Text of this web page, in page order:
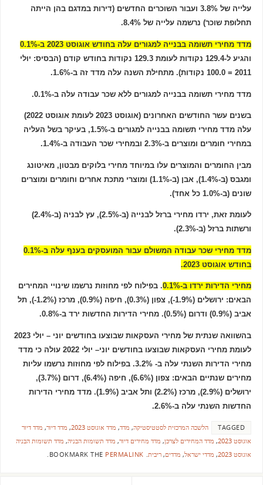
עלייה של 3.8% ועבור השוכרים החדשים (דירות במדגם בהן הייתה
תחלופת שוכר) נרשמה עלייה של 8.4%.
מדד מחירי תשומה בבנייה למגורים עלה בחודש אוגוסט 2023 ב-0.1%
והגיע ל-129.4 נקודות לעומת 129.3 נקודות בחודש קודם (הבסיס: יולי
2011 = 100.0 נקודות). מתחילת השנה עלה מדד זה ב-1.6%.
מדד מחירי תשומה בבנייה למגורים ללא שכר עבודה עלה ב-0.1%.
בשנים עשר החודשים האחרונים (אוגוסט 2023 לעומת אוגוסט 2022)
עלה מדד מחירי תשומה בבנייה למגורים ב-1.5%, בעיקר בשל העליה
במחירי חומרים ומוצרים ב-2.3% ובמחירי שכר העבודה ב-1.4%.
מבין החומרים והמוצרים עלו במיוחד מחירי בלוקים מבטון, מאיטונג
ומגבס (ב-1.4%), אבן (ב-1.1%) ומוצרי מתכת אחרים וחומרים ומוצרים
שונים (ב-1.0% כל אחד).
לעומת זאת, ירדו מחירי ברזל לבנייה (ב-2.5%), עץ לבניה (ב-2.4%)
ורשתות ברזל (ב-2.3%).
מדד מחירי שכר עבודה המשולם עבור המועסקים בענף עלה ב-0.1%
בחודש אוגוסט 2023.
מחירי הדירות ירדו ב-0.1%
. בפילוח לפי מחוזות נרשמו שינויי המחירים
הבאים: ירושלים (1.9%-), צפון (0.3%), חיפה (0.9%), מרכז (1.2%-), תל
אביב (0.9%) ודרום (0.5%). מחירי הדירות החדשות ירד ב-0.8%.
בהשוואה שנתית של מחירי העסקאות שבוצעו בחודשים יוני – יולי 2023
לעומת מחירי העסקאות שבוצעו בחודשים יוני– יולי 2022 עולה כי מדד
מחירי הדירות השנתי עלה ב- 3.2%. בפילוח לפי מחוזות נרשמו עליות
מחירים שנתיים הבאים: צפון (6.6%), חיפה (6.4%), דרום (3.7%),
ירושלים (2.9%), מרכז (2.2%) ותל אביב (1.9%). מדד מחירי הדירות
החדשות השנתי עלה ב-2.6%.
TAGGED הלשכה המרכזית לסטטיסטיקה, מדד, מדד אוגוסט 2023 , מדד דיור, מדד דיור
אוגוסט 2023
, מדד המחירים לצרכן, מדד מחירים דיור, מדד תשומות הבניה, מדד תשומות הבניה
אוגוסט 2023
, מדדי ישראל, מדדים, ריבית.
PERMALINK